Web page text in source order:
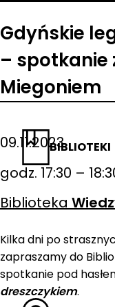
BIBLIOTEKI
Gdyńskie
– spotkanie
Miegoniem
09.11.2023
godz. 17:30 –
Biblioteka
Kilka dni po
zapraszamy do
spotkanie pod
dreszczykiem.